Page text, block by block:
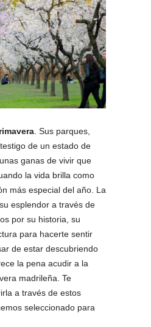
. Sus parques,
de un estado de
ganas de vivir que
la vida brilla como
más especial del año. La
esplendor a través de
por su historia, su
para hacerte sentir
de estar descubriendo
la pena acudir a la
madrileña. Te
a través de estos
seleccionado para